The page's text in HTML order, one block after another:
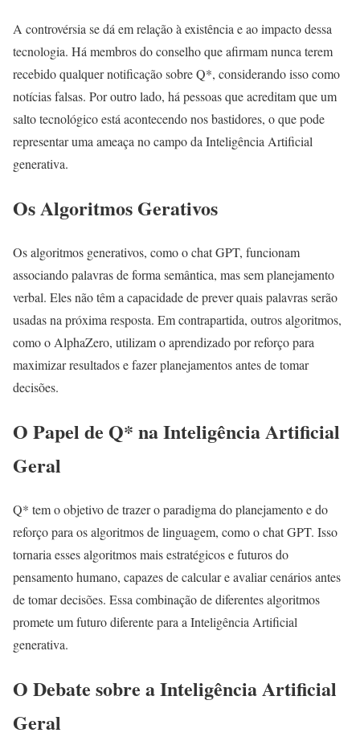
A controvérsia se dá em relação à existência e ao impacto dessa
tecnologia. Há membros do conselho que afirmam nunca terem
recebido qualquer notificação sobre Q*, considerando isso como
notícias falsas. Por outro lado, há pessoas que acreditam que um
salto tecnológico está acontecendo nos bastidores, o que pode
representar uma ameaça no campo da Inteligência Artificial
generativa.
Os Algoritmos Gerativos
Os algoritmos generativos, como o chat GPT, funcionam
associando palavras de forma semântica, mas sem planejamento
verbal. Eles não têm a capacidade de prever quais palavras serão
usadas na próxima resposta. Em contrapartida, outros algoritmos,
como o AlphaZero, utilizam o aprendizado por reforço para
maximizar resultados e fazer planejamentos antes de tomar
decisões.
O Papel de Q* na Inteligência Artificial
Geral
Q* tem o objetivo de trazer o paradigma do planejamento e do
reforço para os algoritmos de linguagem, como o chat GPT. Isso
tornaria esses algoritmos mais estratégicos e futuros do
pensamento humano, capazes de calcular e avaliar cenários antes
de tomar decisões. Essa combinação de diferentes algoritmos
promete um futuro diferente para a Inteligência Artificial
generativa.
O Debate sobre a Inteligência Artificial
Geral